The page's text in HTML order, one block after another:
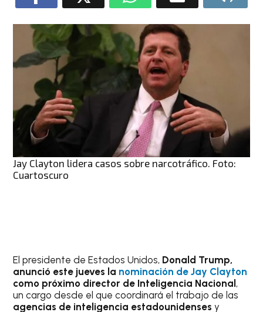
Jay Clayton lidera casos sobre narcotráfico. Foto:
Cuartoscuro
El presidente de Estados Unidos, Donald Trump,
anunció este jueves la nominación de Jay Clayton
como próximo director de Inteligencia Nacional,
un cargo desde el que coordinará el trabajo de las
agencias de inteligencia estadounidenses y